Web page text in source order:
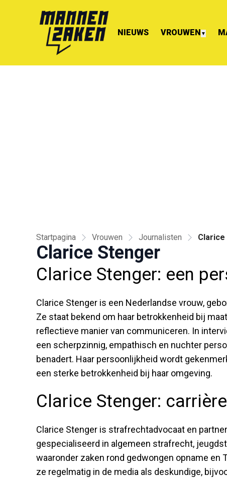
NIEUWS VROUWEN ▼
Startpagina Vrouwen Journalisten
Clarice Stenger
Clarice Stenger: een
Clarice Stenger is een Nederlandse vrouw,
Ze staat bekend om haar betrokkenheid bij
reflectieve manier van communiceren. In
een scherpzinnig, empathisch en nuchter
benadert. Haar persoonlijkheid wordt
een sterke betrokkenheid bij haar omgeving.
Clarice Stenger:
Clarice Stenger is strafrechtadvocaat en
gespecialiseerd in algemeen strafrecht,
waaronder zaken rond gedwongen opname en
ze regelmatig in de media als deskundige,